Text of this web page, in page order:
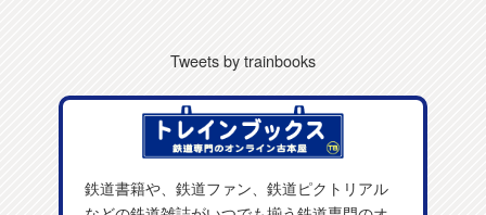
Tweets by trainbooks
鉄道書籍や、鉄道ファン、鉄道ピクトリアル